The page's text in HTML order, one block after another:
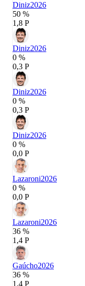
Diniz2026
50 %
1,8 P
Diniz2026
0 %
0,3 P
Diniz2026
0 %
0,3 P
Diniz2026
0 %
0,0 P
Lazaroni2026
0 %
0,0 P
Lazaroni2026
36 %
1,4 P
Gaúcho2026
36 %
1,4 P